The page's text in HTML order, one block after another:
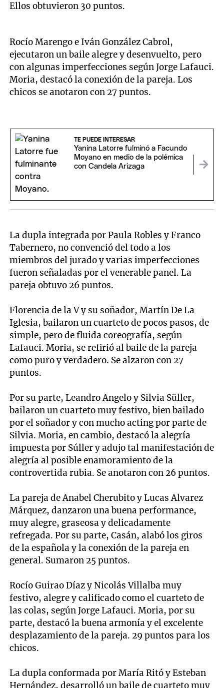
Ellos obtuvieron 30 puntos.
Rocío Marengo e Iván González Cabrol,
ejecutaron un baile alegre y desenvuelto, pero
con algunas imperfecciones según Jorge Lafauci.
Moria, destacó la conexión de la pareja. Los
chicos se anotaron con 27 puntos.
TE PUEDE INTERESAR
Yanina Latorre fulminó a Facundo
Moyano en medio de la polémica
con Candela Arizaga
La dupla integrada por Paula Robles y Franco
Tabernero, no convenció del todo a los
miembros del jurado y varias imperfecciones
fueron señaladas por el venerable panel. La
pareja obtuvo 26 puntos.
Florencia de la V y su soñador, Martín De La
Iglesia, bailaron un cuarteto de pocos pasos, de
simple, pero de fluida coreografía, según
Lafauci. Moria, se refirió al baile de la pareja
como puro y verdadero. Se alzaron con 27
puntos.
Por su parte, Leandro Angelo y Silvia Süller,
bailaron un cuarteto muy festivo, bien bailado
por el soñador y con mucho acting por parte de
Silvia. Moria, en cambio, destacó la alegría
impuesta por Súller y adujo tal manifestación de
alegría al posible enamoramiento de la
controvertida rubia. Se anotaron con 26 puntos.
La pareja de Anabel Cherubito y Lucas Alvarez
Márquez, danzaron una buena performance,
muy alegre, graseosa y delicadamente
refregada. Por su parte, Casán, alabó los giros
de la española y la conexión de la pareja en
general. Sumaron 25 puntos.
Rocío Guirao Díaz y Nicolás Villalba muy
festivo, alegre y calificado como el cuarteto de
las colas, según Jorge Lafauci. Moria, por su
parte, destacó la buena armonía y el excelente
desplazamiento de la pareja. 29 puntos para los
chicos.
La dupla conformada por María Ritó y Esteban
Hernández, desarrolló un baile de cuarteto muy